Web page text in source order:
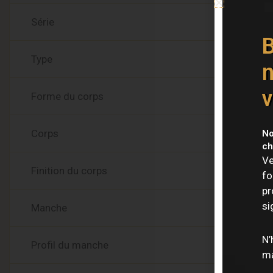
Série
Type
Forme du corps
Corps
Finition du corps
Manche
Profil du manche